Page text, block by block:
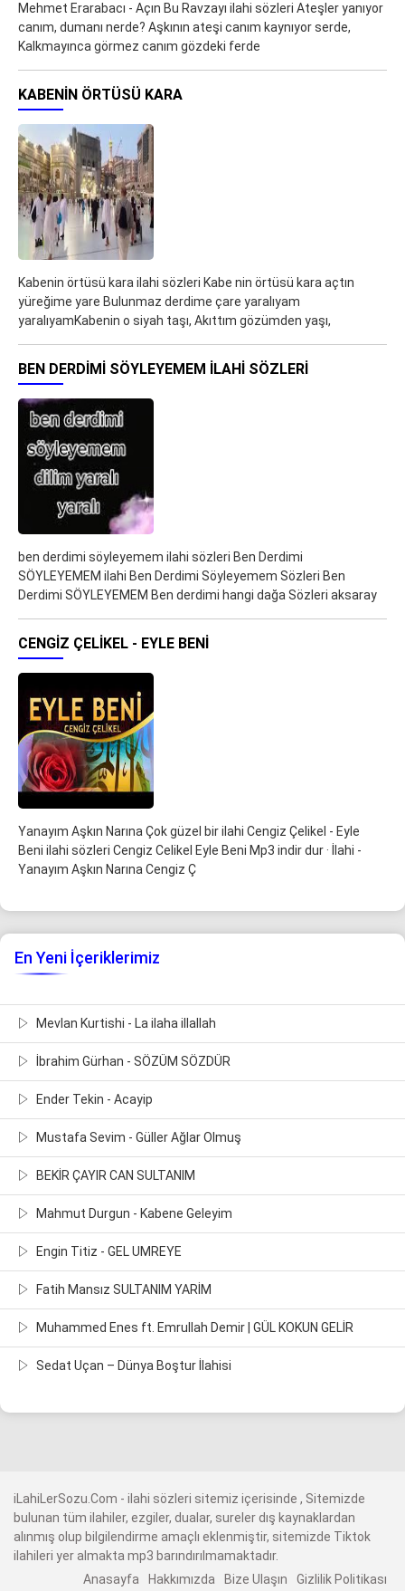
Mehmet Erarabacı - Açın Bu Ravzayı ilahi sözleri Ateşler yanıyor
canım, dumanı nerde? Aşkının ateşi canım kaynıyor serde,
Kalkmayınca görmez canım gözdeki ferde
KABENIN ÖRTÜSÜ KARA
Kabenin örtüsü kara ilahi sözleri Kabe nin örtüsü kara açtın
yüreğime yare Bulunmaz derdime çare yaralıyam
yaralıyamKabenin o siyah taşı, Akıttım gözümden yaşı,
BEN DERDIMI SÖYLEYEMEM ILAHI SÖZLERI
ben derdimi söyleyemem ilahi sözleri Ben Derdimi
SÖYLEYEMEM ilahi Ben Derdimi Söyleyemem Sözleri Ben
Derdimi SÖYLEYEMEM Ben derdimi hangi dağa Sözleri aksaray
CENGIZ ÇELIKEL - EYLE BENI
Yanayım Aşkın Narına Çok güzel bir ilahi Cengiz Çelikel - Eyle
Beni ilahi sözleri Cengiz Celikel Eyle Beni Mp3 indir dur · İlahi -
Yanayım Aşkın Narına Cengiz Ç
En Yeni İçeriklerimiz
Mevlan Kurtishi - La ilaha illallah
İbrahim Gürhan - SÖZÜM SÖZDÜR
Ender Tekin - Acayip
Mustafa Sevim - Güller Ağlar Olmuş
BEKİR ÇAYIR CAN SULTANIM
Mahmut Durgun - Kabene Geleyim
Engin Titiz - GEL UMREYE
Fatih Mansız SULTANIM YARİM
Muhammed Enes ft. Emrullah Demir | GÜL KOKUN GELİR
Sedat Uçan – Dünya Boştur İlahisi
iLahiLerSozu.Com - ilahi sözleri sitemiz içerisinde , Sitemizde
bulunan tüm ilahiler, ezgiler, dualar, sureler dış kaynaklardan
alınmış olup bilgilendirme amaçlı eklenmiştir, sitemizde Tiktok
ilahileri yer almakta mp3 barındırılmamaktadır.
Anasayfa
Hakkımızda Bize Ulaşın Gizlilik Politikası